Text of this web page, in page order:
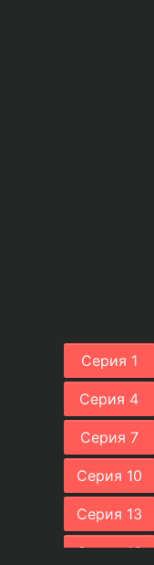
Серия 1
Серия 4
Серия 7
Серия 10
Серия 13
Серия 16